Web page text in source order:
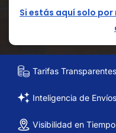
Si estás aquí solo
Tarifas Transparentes
Inteligencia de
Visibilidad en